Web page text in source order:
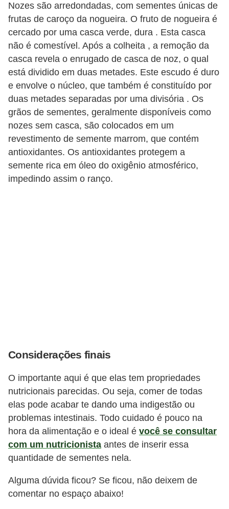
Nozes são arredondadas, com sementes únicas de
frutas de caroço da nogueira. O fruto de nogueira é
cercado por uma casca verde, dura . Esta casca
não é comestível. Após a colheita , a remoção da
casca revela o enrugado de casca de noz, o qual
está dividido em duas metades. Este escudo é duro
e envolve o núcleo, que também é constituído por
duas metades separadas por uma divisória . Os
grãos de sementes, geralmente disponíveis como
nozes sem casca, são colocados em um
revestimento de semente marrom, que contém
antioxidantes. Os antioxidantes protegem a
semente rica em óleo do oxigênio atmosférico,
impedindo assim o ranço.
Considerações finais
O importante aqui é que elas tem propriedades
nutricionais parecidas. Ou seja, comer de todas
elas pode acabar te dando uma indigestão ou
problemas intestinais. Todo cuidado é pouco na
hora da alimentação e o ideal é você se consultar
com um nutricionista antes de inserir essa
quantidade de sementes nela.
Alguma dúvida ficou? Se ficou, não deixem de
comentar no espaço abaixo!